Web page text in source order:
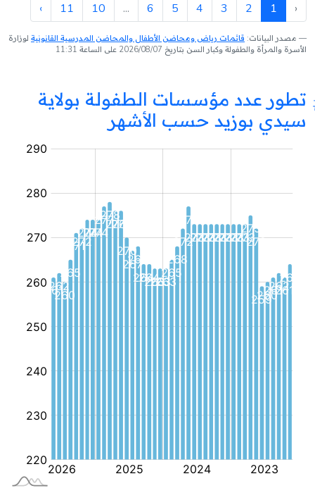
‹
1
2
3
4
5
6
...
10
11
›
مصدر البيانات: قائمات رياض ومحاضن الأطفال والمحاضن المدرسية القانونية لوزارة
الأسرة والمرأة والطفولة وكبار السن بتاريخ 2026/08/07 على الساعة 11:31
تطور عدد مؤسسات الطفولة بولاية
سيدي بوزيد حسب الأشهر
مؤسسة